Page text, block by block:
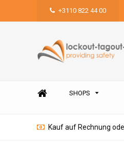
+3110 822 44 00
SHOPS
Kauf auf Rechnung